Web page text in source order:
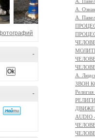
-
-
А.
А.
A.
ЗВОН
AUDIO